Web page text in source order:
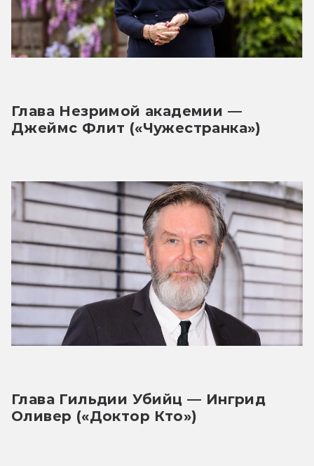
Глава Незримой академии —
Джеймс Флит («Чужестранка»)
Глава Гильдии Убийц — Ингрид
Оливер («Доктор Кто»)